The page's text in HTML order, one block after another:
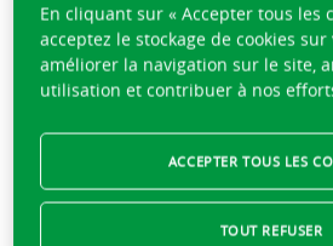
Agence Bex
Actuellement fermé,
08:00
En cliquant sur « Accepter tous les
acceptez le stockage de cookies
améliorer la navigation sur le site,
utilisation et contribuer à nos
TOUT REFUSER
ACCEPTER TOUS LES